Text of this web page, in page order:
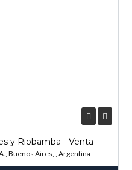
y Riobamba - Venta
Buenos Aires, , Argentina